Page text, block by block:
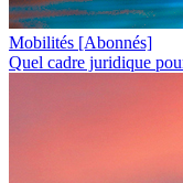
Mobilités [Abonnés]
Quel cadre juridique